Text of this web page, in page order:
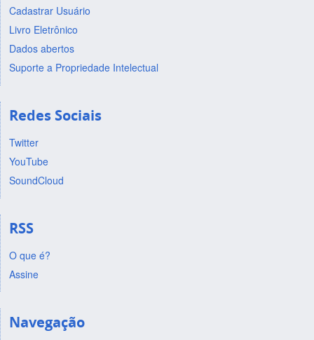
Cadastrar Usuário
Livro Eletrônico
Dados abertos
Suporte a Propriedade Intelectual
Redes Sociais
Twitter
YouTube
SoundCloud
RSS
O que é?
Assine
Navegação